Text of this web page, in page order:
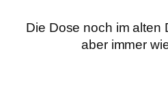
Die Dose noch im alten
aber immer